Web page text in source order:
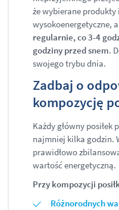
że wybierane
wysokoenergetyczne,
regularnie, co 3-4
godziny przed snem.
swojego trybu dnia.
Zadbaj o
kompozycję
Każdy główny posiłek
najmniej kilka godzin.
prawidłowo
wartość energetyczną.
Przy kompozycji
Różnorodnych